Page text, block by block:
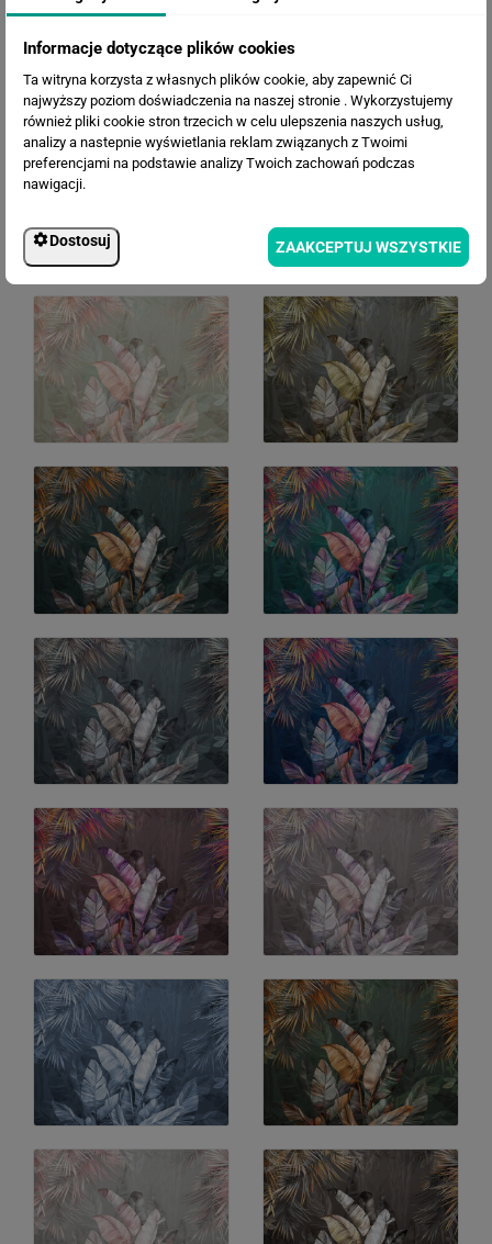
WERSJE KOLORYSTYCZNE
Informacje dotyczące plików cookies
Ta witryna korzysta z własnych plików cookie, aby zapewnić Ci
najwyższy poziom doświadczenia na naszej stronie . Wykorzystujemy
również pliki cookie stron trzecich w celu ulepszenia naszych usług,
analizy a nastepnie wyświetlania reklam związanych z Twoimi
preferencjami na podstawie analizy Twoich zachowań podczas
nawigacji.
Dostosuj ZAAKCEPTUJ WSZYSTKIE